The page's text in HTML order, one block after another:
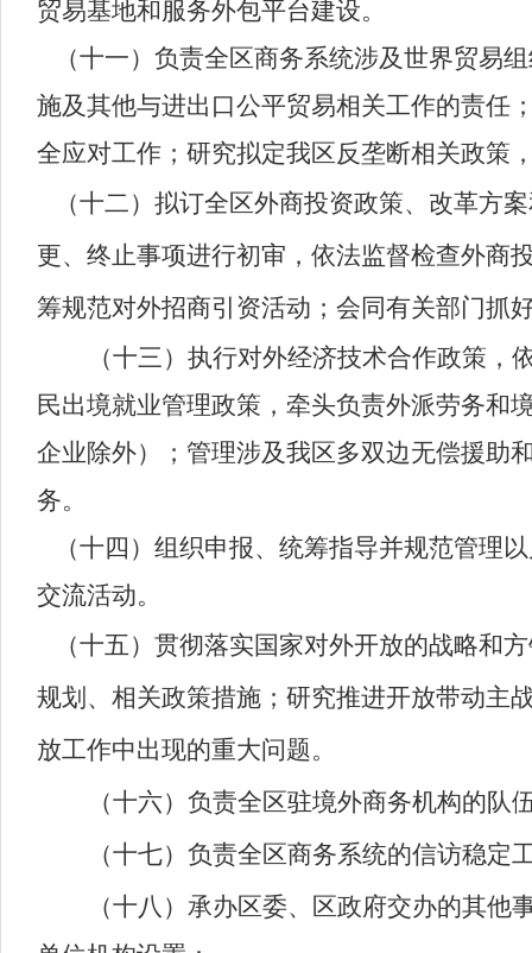
贸易基地和服务外包平台建设。
（十一）负责全区商务系统涉及世界贸易
施及其他与进出口公平贸易相关工作的责任
全应对工作；研究拟定我区反垄断相关政策
（十二）拟订全区外商投资政策、改革方
更、终止事项进行初审，依法监督检查外商
筹规范对外招商引资活动；会同有关部门抓
（十三）执行对外经济技术合作政策
民出境就业管理政策，牵头负责外派劳务和
企业除外）；管理涉及我区多双边无偿援助
务。
（十四）组织申报、统筹指导并规范管理
交流活动。
（十五）贯彻落实国家对外开放的战略和
规划、相关政策措施；研究推进开放带动主
放工作中出现的重大问题。
（十六） 负责全区驻境外商务机构的队
（十七）负责全区商务系统的信访稳定
（十八）承办区委、区政府交办的其他